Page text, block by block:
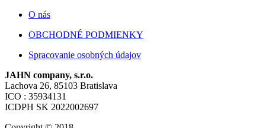
O nás
OBCHODNÉ PODMIENKY
Spracovanie osobných údajov
JAHN company, s.r.o.
Lachova 26, 85103 Bratislava
ICO : 35934131
ICDPH SK 2022002697